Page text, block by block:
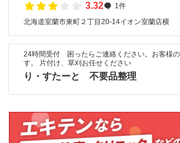
3.32
1件
北海道室蘭市東町２丁目20-14イオン室蘭店横
24時間受付 困ったらご連絡ください。お客様の
す。 片付け、草刈お任せください
り・すたーと 不要品整理